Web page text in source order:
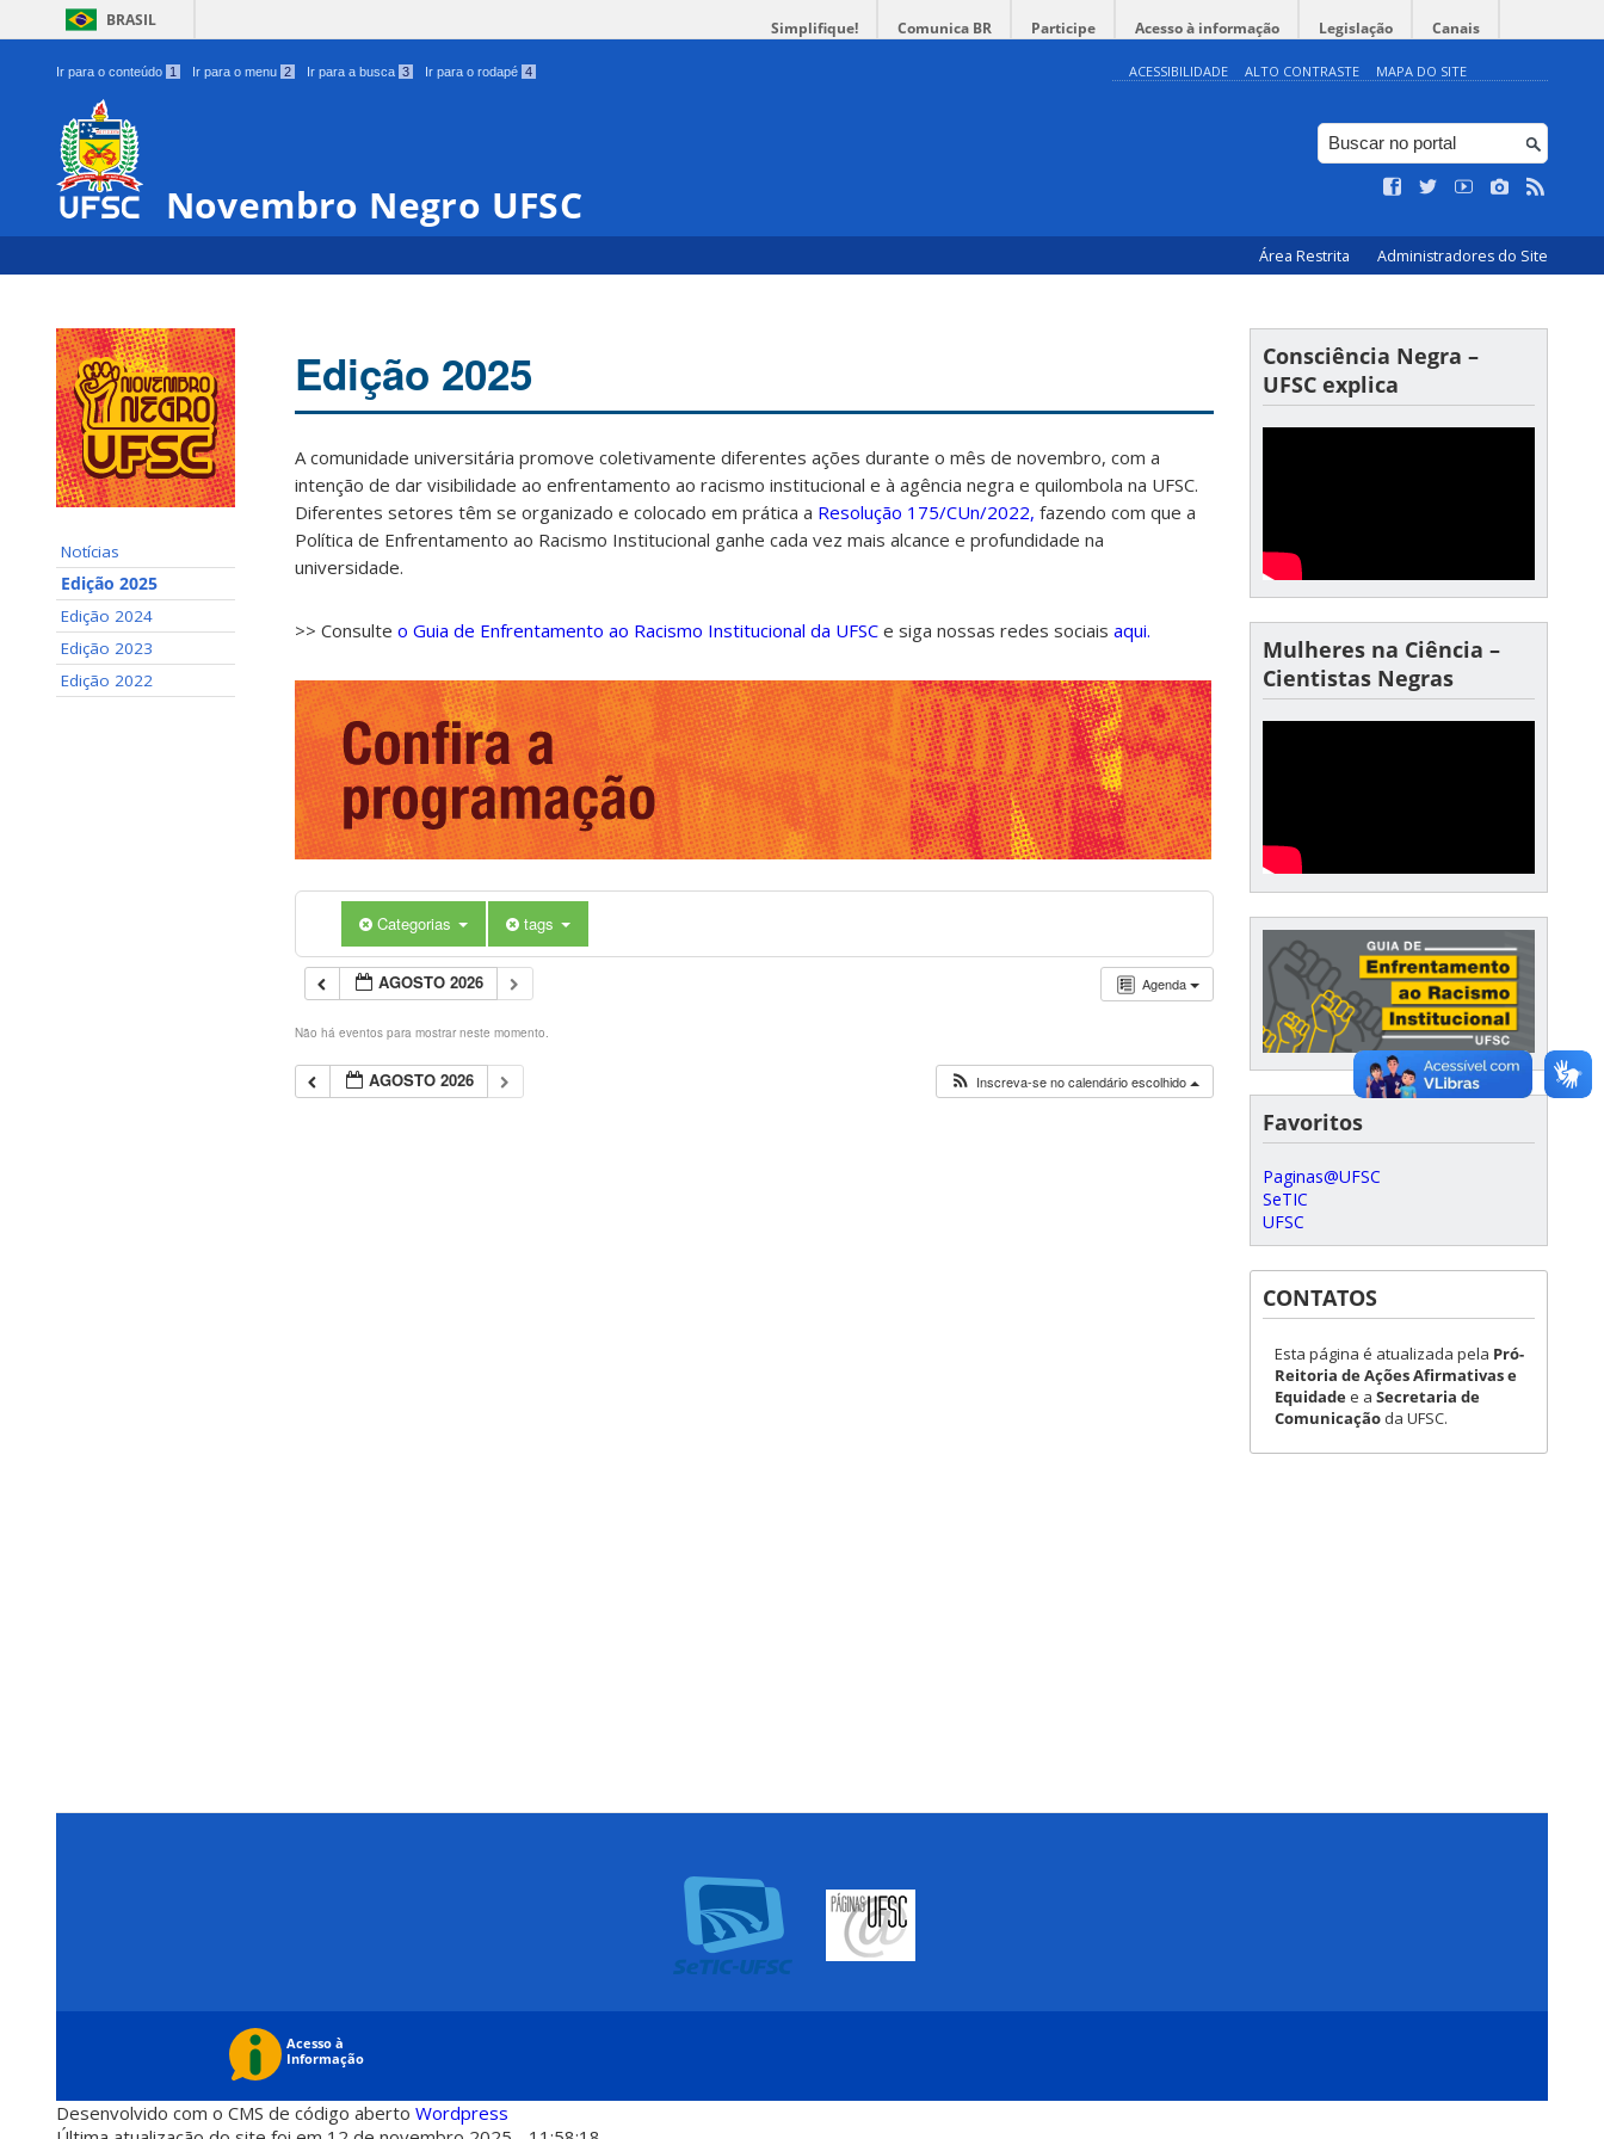
BRASIL Simplifique! Comunica BR Participe Acesso à informação Legislação Canais
Ir para o conteúdo 1 Ir para o menu 2 Ir para a busca 3 Ir para o rodapé 4 ACESSIBILIDADE ALTO CONTRASTE MAPA DO SITE
Novembro Negro UFSC
Área Restrita Administradores do Site
Notícias
Edição 2025
Edição 2024
Edição 2023
Edição 2022
Edição 2025
A comunidade universitária promove coletivamente diferentes ações durante o mês de novembro, com a
intenção de dar visibilidade ao enfrentamento ao racismo institucional e à agência negra e quilombola na UFSC.
Diferentes setores têm se organizado e colocado em prática a Resolução 175/CUn/2022, fazendo com que a
Política de Enfrentamento ao Racismo Institucional ganhe cada vez mais alcance e profundidade na
universidade.
>> Consulte o Guia de Enfrentamento ao Racismo Institucional da UFSC e siga nossas redes sociais aqui.
Categorias tags
Agenda
AGOSTO 2026
Não há eventos para mostrar neste momento.
AGOSTO 2026 Inscreva-se no calendário escolhido
Consciência Negra –
UFSC explica
Mulheres na Ciência –
Cientistas Negras
Favoritos
Paginas@UFSC
SeTIC
UFSC
CONTATOS
Esta página é atualizada pela Pró-
Reitoria de Ações Afirmativas e
Equidadee a Secretaria de
Comunicação da UFSC.
Desenvolvido com o CMS de código aberto Wordpress